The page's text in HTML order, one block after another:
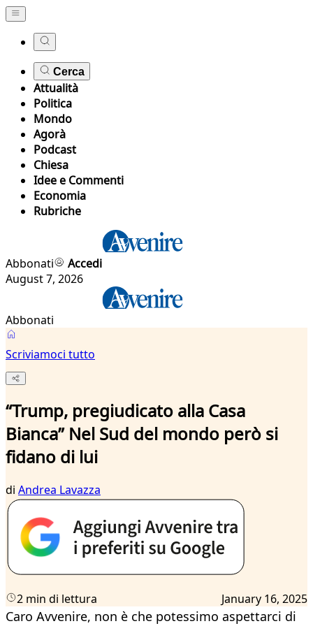
Cerca
Attualità
Politica
Mondo
Agorà
Podcast
Chiesa
Idee e Commenti
Economia
Rubriche
Abbonati
Accedi
August 7, 2026
Abbonati
Scriviamoci tutto
“Trump, pregiudicato alla Casa
Bianca” Nel Sud del mondo però si
fidano di lui
di Andrea Lavazza
2 min di lettura January 16, 2025
Caro Avvenire, non è che potessimo aspettarci di